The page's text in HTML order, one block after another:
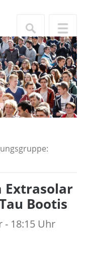
Extrasolar
Bootis
- 18:15 Uhr